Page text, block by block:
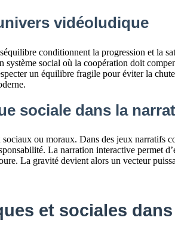
vidéoludique
conditionnent la progression et la
social où la coopération doit
un équilibre fragile pour éviter la
sociale dans la
ou moraux. Dans des jeux narratifs
La narration interactive permet
La gravité devient alors un vecteur
et sociales